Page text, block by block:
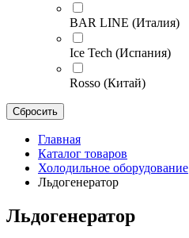
BAR LINE (Италия)
Ice Tech (Испания)
Rosso (Китай)
Главная
Каталог товаров
Холодильное оборудование
Льдогенератор
Льдогенератор